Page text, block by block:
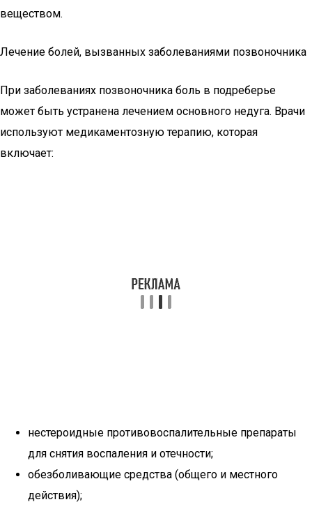
веществом.
Лечение болей, вызванных заболеваниями позвоночника
При заболеваниях позвоночника боль в подреберье
может быть устранена лечением основного недуга. Врачи
используют медикаментозную терапию, которая
включает:
нестероидные противовоспалительные препараты
для снятия воспаления и отечности;
обезболивающие средства (общего и местного
действия);